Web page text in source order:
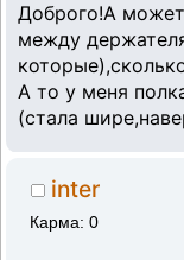
Доброго!А
между
А то у меня
(стала
inter
Карма: 0